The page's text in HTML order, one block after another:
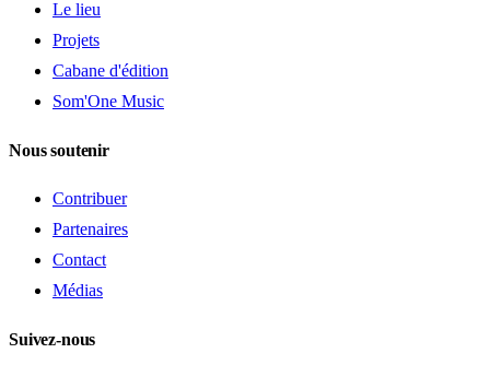
Le lieu
Projets
Cabane d'édition
Som'One Music
Nous soutenir
Contribuer
Partenaires
Contact
Médias
Suivez-nous